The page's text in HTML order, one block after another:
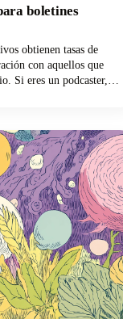
boletines
obtienen tasas de
con aquellos que
Si eres un podcaster,